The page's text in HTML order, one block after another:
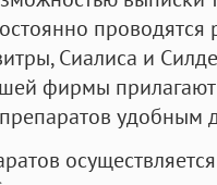
Сиалиса и
фирмы
удобным